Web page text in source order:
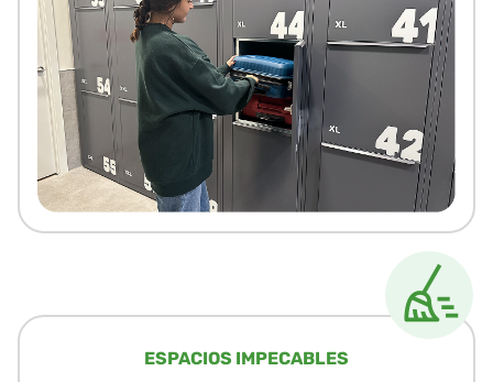
ESPACIOS IMPECABLES